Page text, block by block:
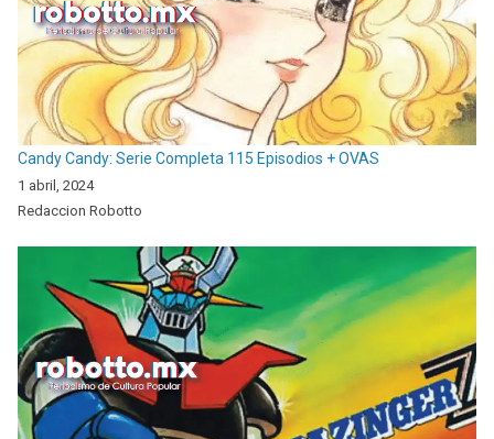
Candy Candy: Serie Completa 115 Episodios + OVAS
1 abril, 2024
Redaccion Robotto